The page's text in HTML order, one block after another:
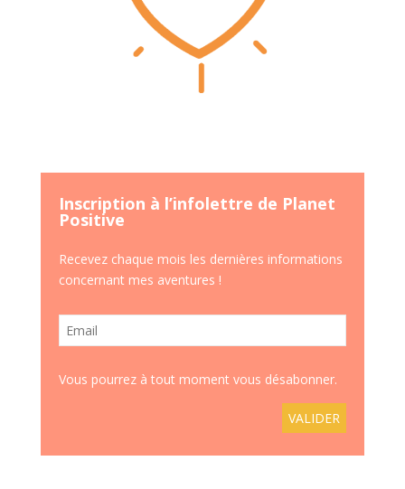
Inscription à l’infolettre de Planet
Positive
Recevez chaque mois les dernières informations
concernant mes aventures !
Vous pourrez à tout moment vous désabonner.